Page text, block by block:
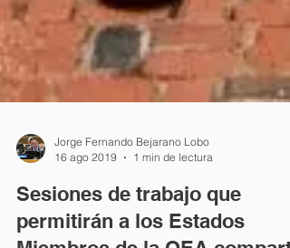
16 ago 2019
1 min de lectura
Sesiones de trabajo que